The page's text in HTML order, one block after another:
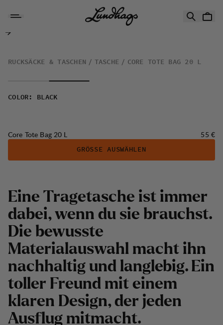
Core Tote Bag 20 L
RUCKSÄCKE & TASCHEN TASCHE CORE TOTE BAG 20 L
COLOR : BLACK
Core Tote Bag 20 L Preis:
55 €
GRÖSSE AUSWÄHLEN
Eine Tragetasche ist immer
dabei, wenn du sie brauchst.
Die bewusste
Materialauswahl macht ihn
nachhaltig und langlebig. Ein
toller Freund mit einem
klaren Design, der jeden
Ausflug mitmacht.